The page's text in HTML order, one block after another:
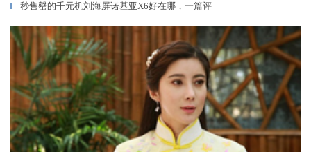
▎ 秒售罄的千元机刘海屏诺基亚X6好在哪，一篇评